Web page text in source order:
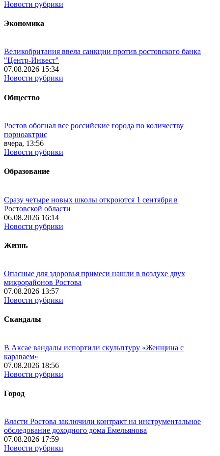
Новости рубрики
Экономика
Великобритания ввела санкции против ростовского банка
"Центр-Инвест"
07.08.2026 15:34
Новости рубрики
Общество
Ростов обогнал все российские города по количеству
порноактрис
вчера, 13:56
Новости рубрики
Образование
Сразу четыре новых школы откроются 1 сентября в
Ростовской области
06.08.2026 16:14
Новости рубрики
Жизнь
Опасные для здоровья примеси нашли в воздухе двух
микрорайонов Ростова
07.08.2026 13:57
Новости рубрики
Скандалы
В Аксае вандалы испортили скульптуру «Женщина с
караваем»
07.08.2026 18:56
Новости рубрики
Город
Власти Ростова заключили контракт на инструментальное
обследование доходного дома Емельянова
07.08.2026 17:59
Новости рубрики